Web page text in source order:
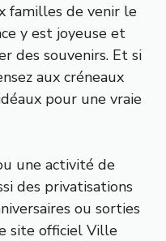
familles de venir le
y est joyeuse et
des souvenirs. Et si
aux créneaux
pour une vraie
une activité de
des privatisations
ou sorties
site officiel Ville